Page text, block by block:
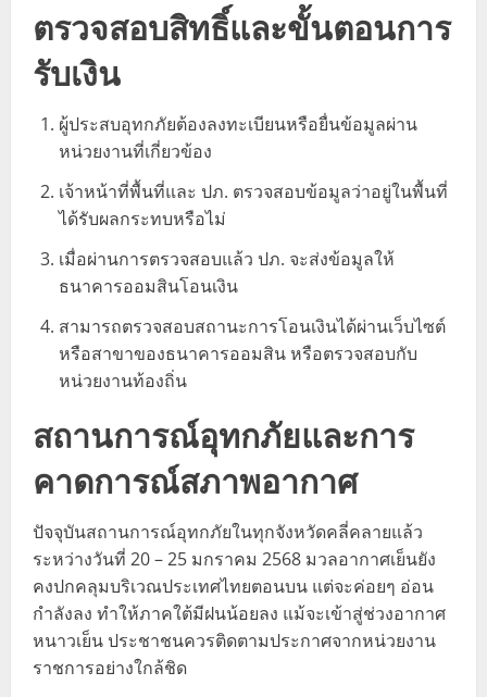
ตรวจสอบสิทธิ์และขั้นตอนการ
รับเงิน
ผู้ประสบอุทกภัยต้องลงทะเบียนหรือยื่นข้อมูลผ่าน
หน่วยงานที่เกี่ยวข้อง
เจ้าหน้าที่พื้นที่และ ปภ. ตรวจสอบข้อมูลว่าอยู่ในพื้นที่
ได้รับผลกระทบหรือไม่
เมื่อผ่านการตรวจสอบแล้ว ปภ. จะส่งข้อมูลให้
ธนาคารออมสินโอนเงิน
สามารถตรวจสอบสถานะการโอนเงินได้ผ่านเว็บไซต์
หรือสาขาของธนาคารออมสิน หรือตรวจสอบกับ
หน่วยงานท้องถิ่น
สถานการณ์อุทกภัยและการ
คาดการณ์สภาพอากาศ
ปัจจุบันสถานการณ์อุทกภัยในทุกจังหวัดคลี่คลายแล้ว
ระหว่างวันที่ 20 – 25 มกราคม 2568 มวลอากาศเย็นยัง
คงปกคลุมบริเวณประเทศไทยตอนบน แต่จะค่อยๆ อ่อน
กำลังลง ทำให้ภาคใต้มีฝนน้อยลง แม้จะเข้าสู่ช่วงอากาศ
หนาวเย็น ประชาชนควรติดตามประกาศจากหน่วยงาน
ราชการอย่างใกล้ชิด